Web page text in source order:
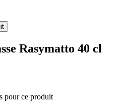
Rasymatto 40 cl
pour ce produit